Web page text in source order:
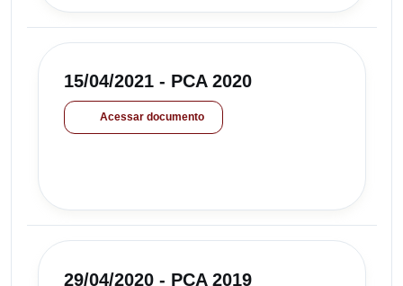
15/04/2021 - PCA 2020
Acessar documento
29/04/2020 - PCA 2019